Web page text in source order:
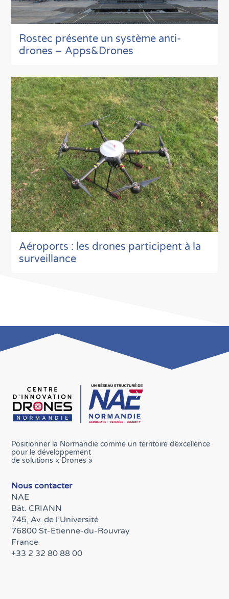
Rostec présente un système anti-
drones – Apps&Drones
Aéroports : les drones participent à la
surveillance
Positionner la Normandie comme un territoire d’excellence
pour le développement
de solutions « Drones »
Nous contacter
NAE
Bât. CRIANN
745, Av. de l’Université
76800 St-Etienne-du-Rouvray
France
+33 2 32 80 88 00